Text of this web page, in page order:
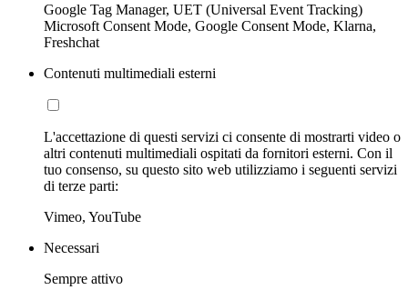
Google Tag Manager, UET (Universal Event Tracking)
Microsoft Consent Mode, Google Consent Mode, Klarna,
Freshchat
Contenuti multimediali esterni
L'accettazione di questi servizi ci consente di mostrarti video o
altri contenuti multimediali ospitati da fornitori esterni. Con il
tuo consenso, su questo sito web utilizziamo i seguenti servizi
di terze parti:
Vimeo, YouTube
Necessari
Sempre attivo